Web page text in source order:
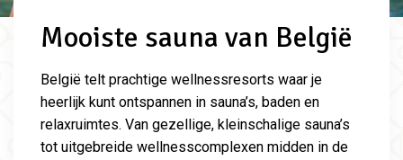
Mooiste sauna van België
België telt prachtige wellnessresorts waar je
heerlijk kunt ontspannen in sauna’s, baden en
relaxruimtes. Van gezellige, kleinschalige sauna’s
tot uitgebreide wellnesscomplexen midden in de